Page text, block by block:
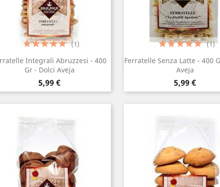
Integrali Abruzzesi - 400
Gr - Dolci Aveja
Prezzo
5,99 €
(1)
 Anteprima
Ferratelle Senza Latte - 400
Aveja
Prezzo
5,99 €
(1)
Anteprima